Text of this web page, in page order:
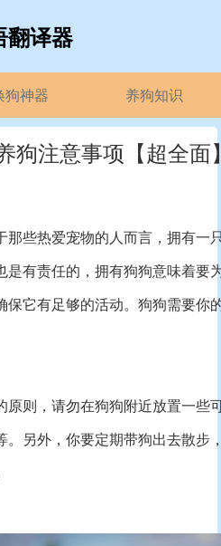
翻译器
狗神器 养狗知识
狗注意事项【超全面
那些热爱宠物的人而言，拥有一
是有责任的，拥有狗狗意味着要
保它有足够的活动。狗狗需要你
原则，请勿在狗狗附近放置一些
。另外，你要定期带狗出去散步